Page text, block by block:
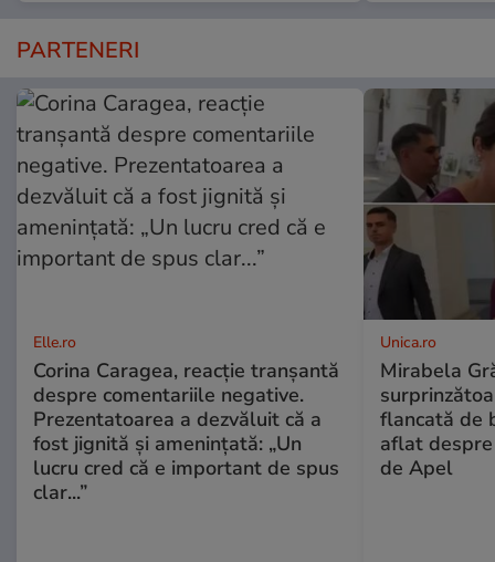
PARTENERI
Elle.ro
Corina Caragea, reacție tranșantă
despre comentariile negative.
Prezentatoarea a dezvăluit că a
fost jignită și amenințată: „Un
lucru cred că e important de spus
clar...”
Unica.ro
Mirabela
flancată de
aflat
de Apel